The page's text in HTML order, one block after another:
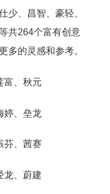
少、昌智、豪轻、
共264个富有创意
多的灵感和参考。
富、秋元
婷、垒龙
芬、茜赛
龙、蔚建